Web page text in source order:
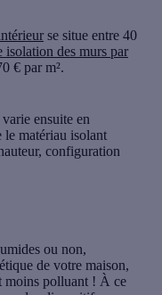
se situe entre 40
isolation des murs par
€ par m².
ensuite en
le matériau isolant
configuration
ou non,
de votre maison,
moins polluant ! À ce